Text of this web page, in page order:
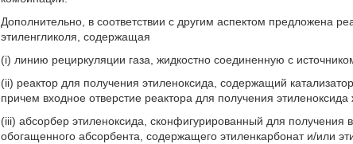
Дополнительно, в соответствии с другим аспектом предложена
этиленгликоля, содержащая
(i) линию рециркуляции газа, жидкостно соединенную с
(ii) реактор для получения этиленоксида, содержащий
причем входное отверстие реактора для получения
(iii) абсорбер этиленоксида, сконфигурированный для получения
обогащенного абсорбента, содержащего этиленкарбонат и/или